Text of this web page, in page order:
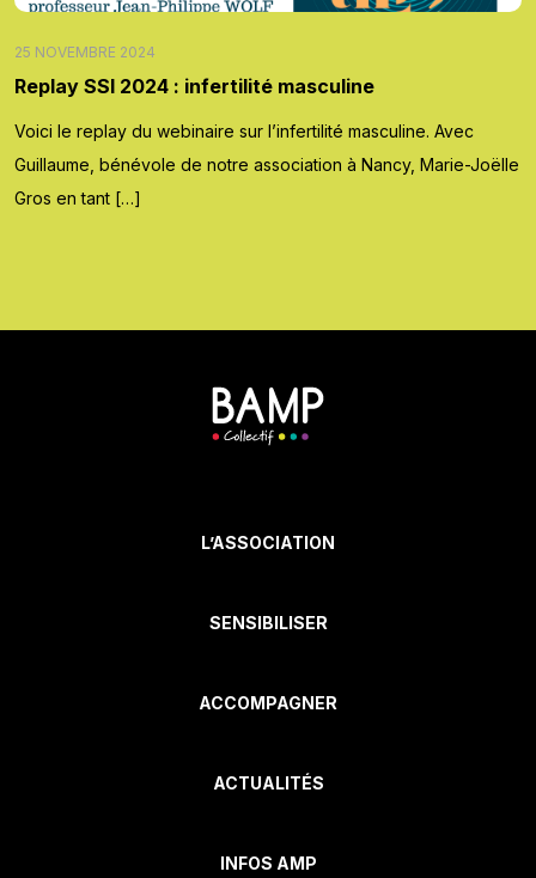
25 NOVEMBRE 2024
Replay SSI 2024 : infertilité masculine
Voici le replay du webinaire sur l’infertilité masculine. Avec
Guillaume, bénévole de notre association à Nancy, Marie-Joëlle
Gros en tant […]
L’ASSOCIATION
SENSIBILISER
ACCOMPAGNER
ACTUALITÉS
INFOS AMP